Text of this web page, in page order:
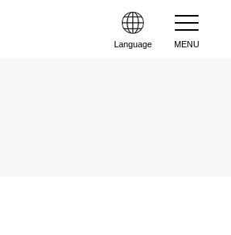
Language MENU